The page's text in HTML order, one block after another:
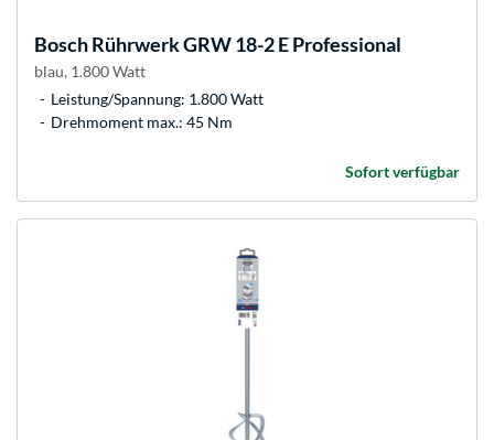
BoschRührwerk GRW 18-2 E Professional
blau, 1.800 Watt
Leistung/Spannung: 1.800 Watt
Drehmoment max.: 45 Nm
Sofort verfügbar